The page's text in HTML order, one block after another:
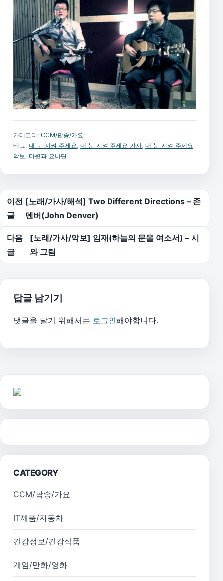
카테고리: CCM/팝송/가요
태그: 내 눈 지켜 주세요 내 눈 지켜 주세요 가사 내 눈 지켜 주세요
악보
다윗과 요나단
글 탐색
이전
글
[노래/가사/해석] Two Different Directions – 존
덴버(John Denver)
다음
글
[노래/가사/악보] 임재(하늘의 문을 여소서) – 시
와 그림
답글 남기기
댓글을 달기 위해서는 로그인해야합니다.
CATEGORY
CCM/팝송/가요
IT제품/자동차
건강정보/건강식품
게임/만화/영화